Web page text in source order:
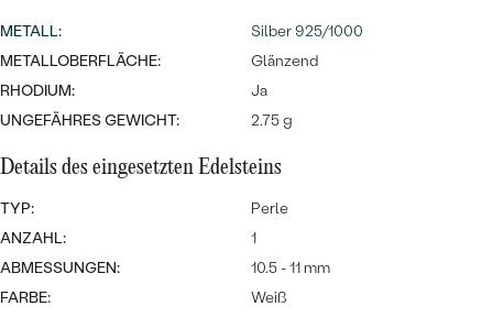
Meistverkaufte
Eheringe
ANSCHAUEN
MIT EDELSTEIN
NACH MATERIAL
GOLD
SILBER
EDELSTEINSCHMUCK
SCHMUCK MIT LAB GROWN
DIAMANTEN
PERLENSCHMUCK
NACH STYL
PERSONALISIERT
PREISWERTE
LUXURIÖSE
METALL:
Silber 925/1000
METALLOBERFLÄCHE:
Glänzend
RHODIUM:
Ja
UNGEFÄHRES GEWICHT:
2.75 g
Details des eingesetzten Edelsteins
TYP:
Perle
ANZAHL:
1
ABMESSUNGEN:
10.5 - 11 mm
FARBE:
Weiß